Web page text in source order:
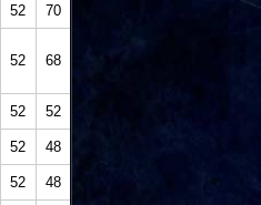
52 70
52 68
52 52
52 48
52 48